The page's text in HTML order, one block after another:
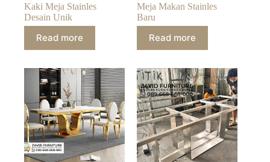
Kaki Meja Stainles
Desain Unik
Read more
Meja Makan Stainles
Baru
Read more